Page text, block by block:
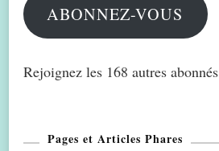
ABONNEZ-VOUS
Rejoignez les 168 autres abonnés
Pages et Articles Phares